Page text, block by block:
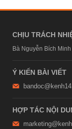
CHỊU TRÁCH
Bà Nguyễn Bích Minh
Ý KIẾN BÀI VIẾT
HỢP TÁC NỘI